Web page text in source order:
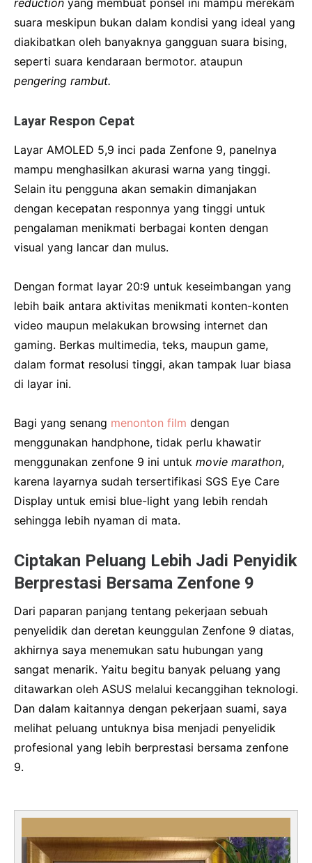
reduction yang membuat ponsel ini mampu merekam
suara meskipun bukan dalam kondisi yang ideal yang
diakibatkan oleh banyaknya gangguan suara bising,
seperti suara kendaraan bermotor. ataupun
pengering rambut.
Layar Respon Cepat
Layar AMOLED 5,9 inci pada Zenfone 9, panelnya
mampu menghasilkan akurasi warna yang tinggi.
Selain itu pengguna akan semakin dimanjakan
dengan kecepatan responnya yang tinggi untuk
pengalaman menikmati berbagai konten dengan
visual yang lancar dan mulus.
Dengan format layar 20:9 untuk keseimbangan yang
lebih baik antara aktivitas menikmati konten-konten
video maupun melakukan browsing internet dan
gaming. Berkas multimedia, teks, maupun game,
dalam format resolusi tinggi, akan tampak luar biasa
di layar ini.
Bagi yang senang menonton film dengan
menggunakan handphone, tidak perlu khawatir
menggunakan zenfone 9 ini untuk movie marathon,
karena layarnya sudah tersertifikasi SGS Eye Care
Display untuk emisi blue-light yang lebih rendah
sehingga lebih nyaman di mata.
Ciptakan Peluang Lebih Jadi Penyidik
​​Berprestasi Bersama Zenfone 9
Dari paparan panjang tentang pekerjaan sebuah
penyelidik dan deretan keunggulan Zenfone 9 diatas,
akhirnya saya menemukan satu hubungan yang
sangat menarik. Yaitu begitu banyak peluang yang
ditawarkan oleh ASUS melalui kecanggihan teknologi.
Dan dalam kaitannya dengan pekerjaan suami, saya
melihat peluang untuknya bisa menjadi penyelidik
profesional yang lebih berprestasi bersama zenfone
9.